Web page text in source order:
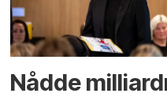
Nådde